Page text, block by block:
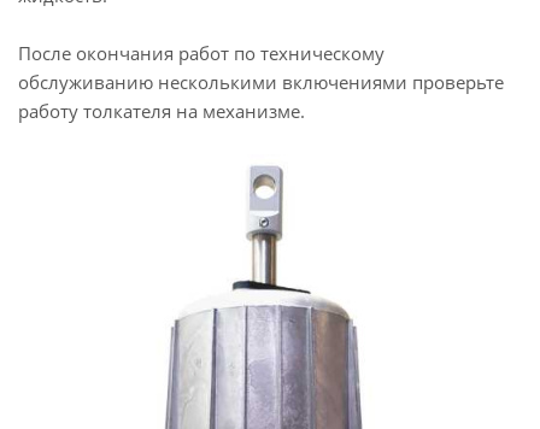
После окончания работ по техническому
обслуживанию несколькими включениями проверьте
работу толкателя на механизме.